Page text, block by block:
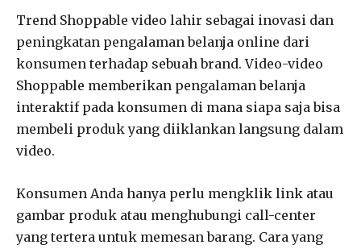
Trend Shoppable video lahir sebagai inovasi dan
peningkatan pengalaman belanja online dari
konsumen terhadap sebuah brand. Video-video
Shoppable memberikan pengalaman belanja
interaktif pada konsumen di mana siapa saja bisa
membeli produk yang diiklankan langsung dalam
video.
Konsumen Anda hanya perlu mengklik link atau
gambar produk atau menghubungi call-center
yang tertera untuk memesan barang. Cara yang